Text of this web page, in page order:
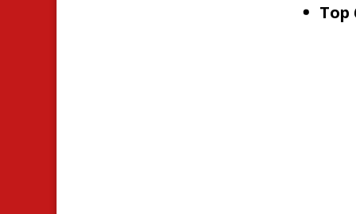
Top